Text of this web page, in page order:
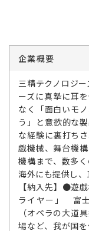
企業概要
三精テクノロジ
ーズに真摯に耳
なく「面白いモ
う」と意欲的な
な経験に裏打ち
戯機械、舞台機
機構まで、数多
海外にも提供し、
【納入先】●遊
ライヤー」 富
（オペラの大道
場など、我が国